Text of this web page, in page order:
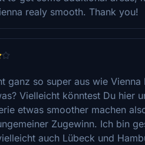
realy smooth. Thank you!
ganz so super aus wie
Vielleicht könntest Du hier
etwas smoother machen
Zugewinn. Ich bin
auch Lübeck und